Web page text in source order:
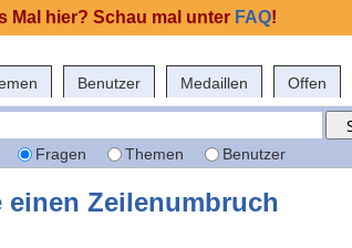
Benutzer Medaillen Offen
Fragen Themen Benutzer
Zeilenumbruch
Mal hier? Schau mal unter FAQ!